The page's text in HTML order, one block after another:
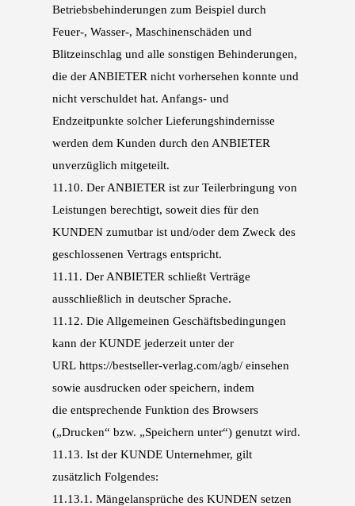
Betriebsbehinderungen zum Beispiel durch
Feuer-, Wasser-, Maschinenschäden und
Blitzeinschlag und alle sonstigen Behinderungen,
die der ANBIETER nicht vorhersehen konnte und
nicht verschuldet hat. Anfangs- und
Endzeitpunkte solcher Lieferungshindernisse
werden dem Kunden durch den ANBIETER
unverzüglich mitgeteilt.
11.10. Der ANBIETER ist zur Teilerbringung von
Leistungen berechtigt, soweit dies für den
KUNDEN zumutbar ist und/oder dem Zweck des
geschlossenen Vertrags entspricht.
11.11. Der ANBIETER schließt Verträge
ausschließlich in deutscher Sprache.
11.12. Die Allgemeinen Geschäftsbedingungen
kann der KUNDE jederzeit unter der
URL https://bestseller-verlag.com/agb/ einsehen
sowie ausdrucken oder speichern, indem
die entsprechende Funktion des Browsers
(„Drucken“ bzw. „Speichern unter“) genutzt wird.
11.13. Ist der KUNDE Unternehmer, gilt
zusätzlich Folgendes:
11.13.1. Mängelansprüche des KUNDEN setzen